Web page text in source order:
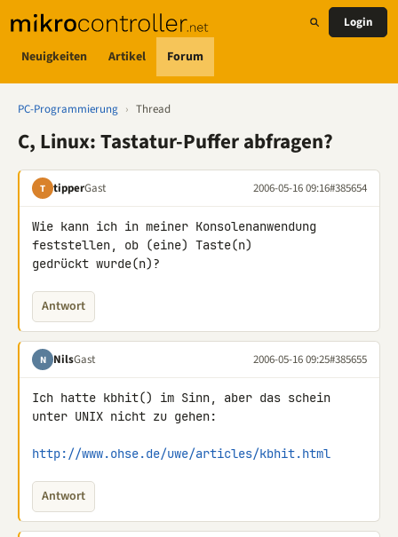
Neuigkeiten Artikel Forum
Login
PC-Programmierung › Thread
C, Linux: Tastatur-Puffer abfragen?
T tipperGast 2006-05-16 09:16#385654
Wie kann ich in meiner Konsolenanwendung
feststellen, ob (eine) Taste(n)
gedrückt wurde(n)?
Antwort
N NilsGast 2006-05-16 09:25#385655
Ich hatte kbhit() im Sinn, aber das schein
unter UNIX nicht zu gehen:
http://www.ohse.de/uwe/articles/kbhit.html
Antwort